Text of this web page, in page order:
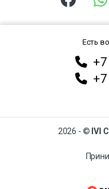
Есть
2026 - © IVI